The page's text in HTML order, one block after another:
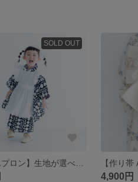
SOLD OUT
4,900円